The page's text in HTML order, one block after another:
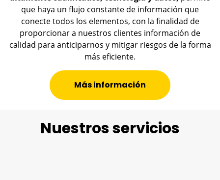
que haya un flujo constante de información que
conecte todos los elementos, con la finalidad de
proporcionar a nuestros clientes información de
calidad para anticiparnos y mitigar riesgos de la forma
más eficiente.
Más información
Nuestros servicios